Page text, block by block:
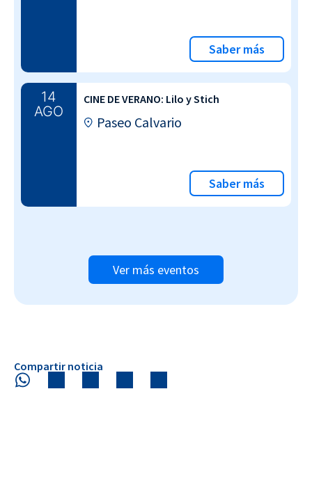
Saber más
14
AGO
CINE DE VERANO: Lilo y Stich
Paseo Calvario
Saber más
Ver más eventos
Compartir noticia